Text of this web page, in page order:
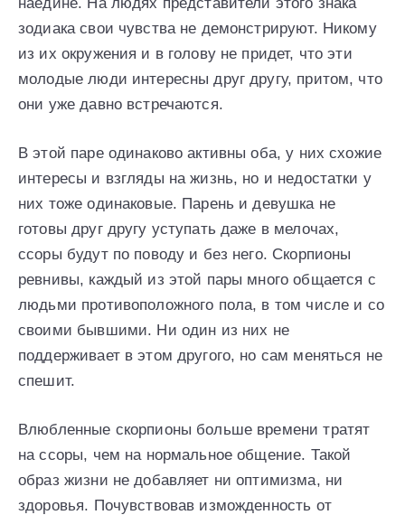
зодиака свои чувства не демонстрируют. Никому
из их окружения и в голову не придет, что эти
молодые люди интересны друг другу, притом, что
они уже давно встречаются.
В этой паре одинаково активны оба, у них схожие
интересы и взгляды на жизнь, но и недостатки у
них тоже одинаковые. Парень и девушка не
готовы друг другу уступать даже в мелочах,
ссоры будут по поводу и без него. Скорпионы
ревнивы, каждый из этой пары много общается с
людьми противоположного пола, в том числе и со
своими бывшими. Ни один из них не
поддерживает в этом другого, но сам меняться не
спешит.
Влюбленные скорпионы больше времени тратят
на ссоры, чем на нормальное общение. Такой
образ жизни не добавляет ни оптимизма, ни
здоровья. Почувствовав изможденность от